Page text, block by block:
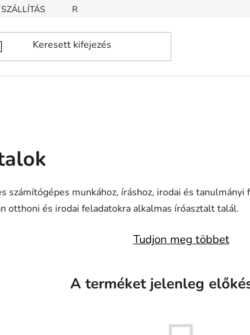
SZÁLLÍTÁS REKLAMÁCIÓ
számítógépes munkához, íráshoz, irodai és
otthoni és irodai feladatokra alkalmas íróasztalt talál.
Tudjon meg többet
A terméket jelenleg